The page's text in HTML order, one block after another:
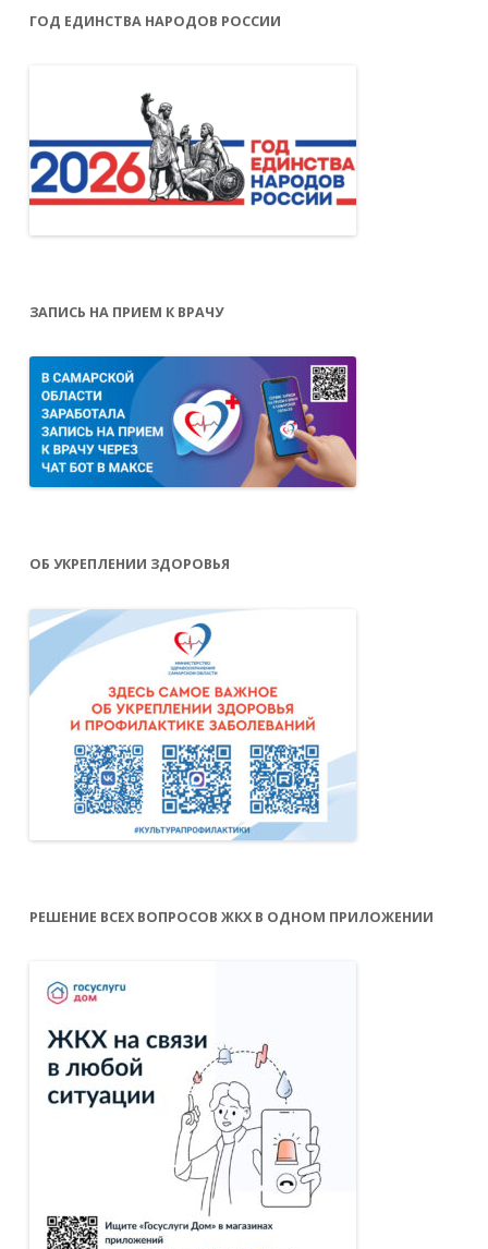
ГОД ЕДИНСТВА НАРОДОВ РОССИИ
ЗАПИСЬ НА ПРИЕМ К ВРАЧУ
ОБ УКРЕПЛЕНИИ ЗДОРОВЬЯ
РЕШЕНИЕ ВСЕХ ВОПРОСОВ ЖКХ В ОДНОМ ПРИЛОЖЕНИИ